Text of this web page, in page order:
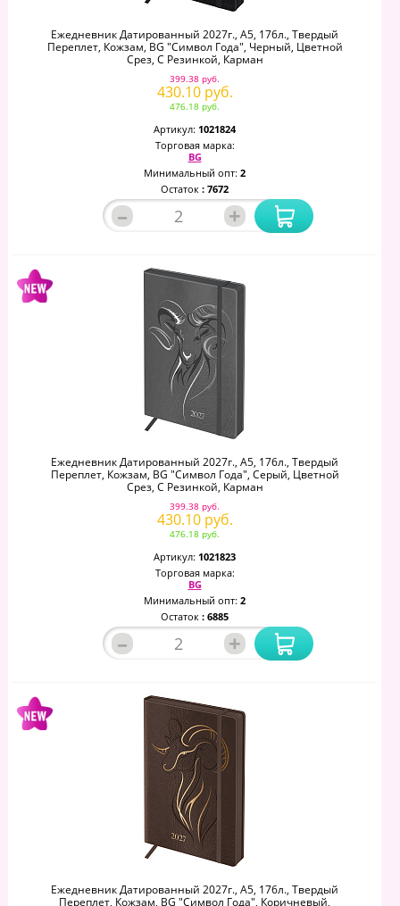
Ежедневник Датированный 2027г., А5, 176л., Твердый
Переплет, Кожзам, BG "Символ Года", Черный, Цветной
Срез, С Резинкой, Карман
399.38 руб.
430.10 руб.
476.18 руб.
Артикул: 1021824
Торговая марка:
BG
Минимальный опт: 2
Остаток : 7672
– +
Ежедневник Датированный 2027г., А5, 176л., Твердый
Переплет, Кожзам, BG "Символ Года", Серый, Цветной
Срез, С Резинкой, Карман
399.38 руб.
430.10 руб.
476.18 руб.
Артикул: 1021823
Торговая марка:
BG
Минимальный опт: 2
Остаток : 6885
– +
Ежедневник Датированный 2027г., А5, 176л., Твердый
Переплет, Кожзам, BG "Символ Года", Коричневый,